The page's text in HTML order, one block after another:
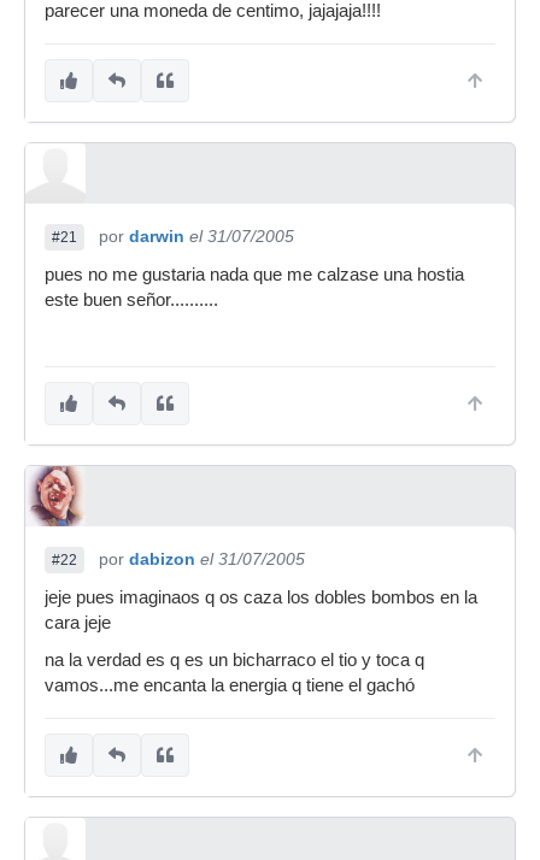
parecer una moneda de centimo, jajajaja!!!!
#21 por darwin el 31/07/2005
pues no me gustaria nada que me calzase una hostia
este buen señor..........
#22 por dabizon el 31/07/2005
jeje pues imaginaos q os caza los dobles bombos en la
cara jeje
na la verdad es q es un bicharraco el tio y toca q
vamos...me encanta la energia q tiene el gachó